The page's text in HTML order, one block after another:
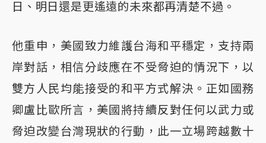
日、明日還是更遙遠的未來都再清楚不過。
他重申，美國致力維護台海和平穩定，支持兩
岸對話，相信分歧應在不受脅迫的情況下，以
雙方人民均能接受的和平方式解決。正如國務
卿盧比歐所言，美國將持續反對任何以武力或
脅迫改變台灣現狀的行動，此一立場跨越數十